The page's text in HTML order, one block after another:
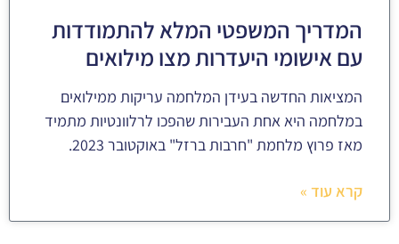
המדריך המשפטי המלא להתמודדות
עם אישומי היעדרות מצו מילואים
המציאות החדשה בעידן המלחמה עריקות ממילואים
במלחמה היא אחת העבירות שהפכו לרלוונטיות מתמיד
מאז פרוץ מלחמת "חרבות ברזל" באוקטובר 2023.
קרא עוד »